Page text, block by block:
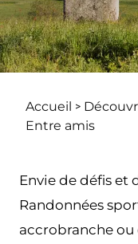
Fil
Accueil
Entre amis
Envie de défis et
Randonnées
accrobranche ou